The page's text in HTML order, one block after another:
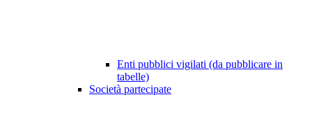
Enti pubblici vigilati (da pubblicare in
tabelle)
Società partecipate